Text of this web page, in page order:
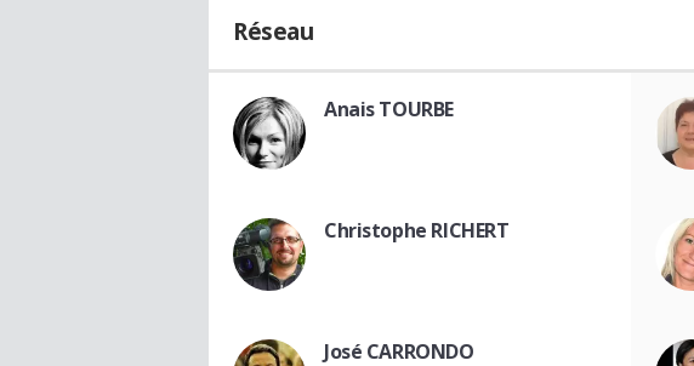
Réseau
Anais TOURBE
Christophe RICHERT
José CARRONDO